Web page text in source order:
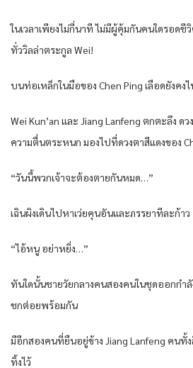
ในเวลาเพียงไม่กี่นาที ไม่มีผู้คุ้มกันคนใดรอดชี
ทั่ววิลล่าตระกูล Wei!
บนท่อเหล็กในมือของ Chen Ping เลือดยังคง
Wei Kun’an และ Jiang Lanfeng ตกตะลึง ด
ความตื่นตระหนก มองไปที่ดวงตาสีแดงของ
“วันนี้พวกเจ้าจะต้องตายกันหมด…”
เฉินผิงเดินไปหาเว่ยคุนอันและภรรยาทีละก้าว
“ไอ้หนู อย่าหยิ่ง…”
ทันใดนั้นชายวัยกลางคนสองคนในชุดออกกำ
ชกต่อยพร้อมกัน
มีอีกสองคนที่ยืนอยู่ข้าง Jiang Lanfeng คนทั้
ทิ้งไว้